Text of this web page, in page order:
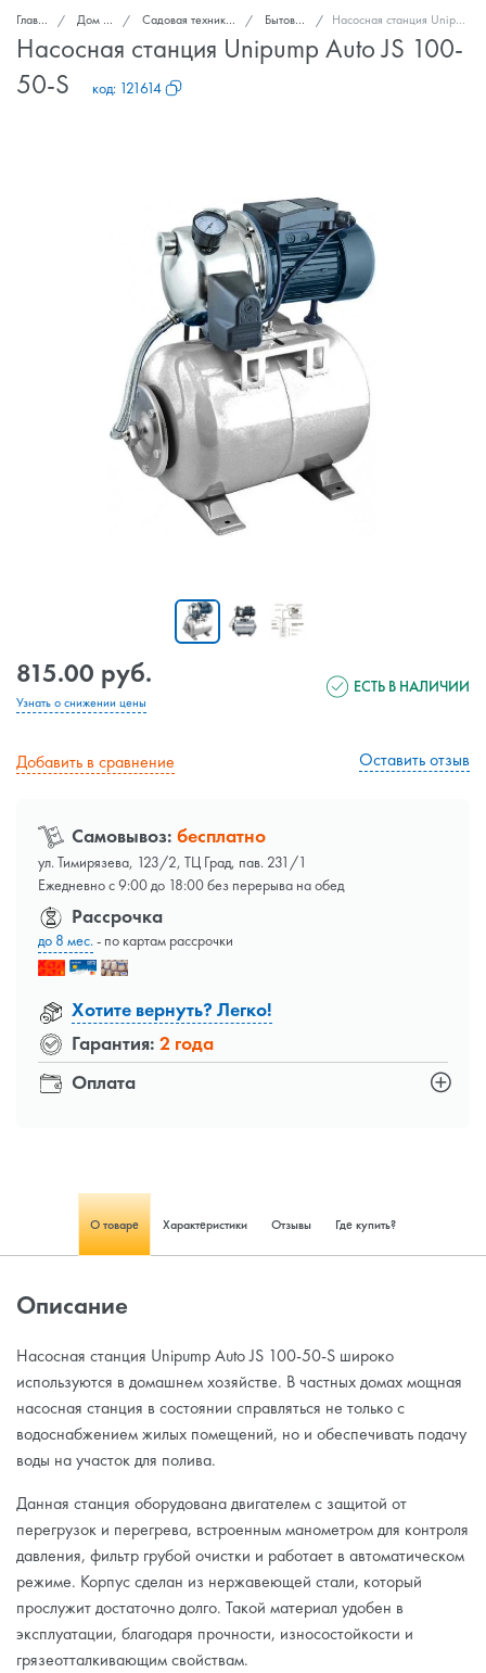
Главная Дом и сад Садовая техника и инструменты Бытовые насосы Насосная станция Unipump Auto JS 100-50-S
Насосная станция Unipump Auto JS 100-
50-S
код: 121614
815.00 руб.
Узнать о снижении цены
ЕСТЬ В НАЛИЧИИ
Добавить в сравнение Оставить отзыв
Самовывоз: бесплатно
ул. Тимирязева, 123/2, ТЦ Град, пав. 231/1
Ежедневно с 9:00 до 18:00 без перерыва на обед
Оплата
Рассрочка
до 8 мес.- по картам рассрочки
Хотите вернуть? Легко!
Гарантия: 2 года
О товаре Характеристики Отзывы Где купить?
Описание
Насосная станция Unipump Auto JS 100-50-S широко
используются в домашнем хозяйстве. В частных домах мощная
насосная станция в состоянии справляться не только с
водоснабжением жилых помещений, но и обеспечивать подачу
воды на участок для полива.
Данная станция оборудована двигателем с защитой от
перегрузок и перегрева, встроенным манометром для контроля
давления, фильтр грубой очистки и работает в автоматическом
режиме. Корпус сделан из нержавеющей стали, который
прослужит достаточно долго. Такой материал удобен в
эксплуатации, благодаря прочности, износостойкости и
грязеотталкивающим свойствам.